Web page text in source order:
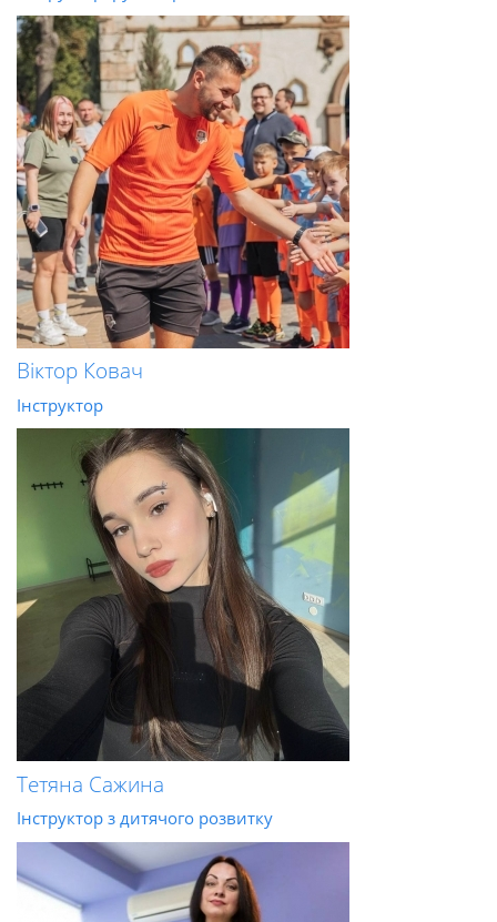
Віктор Ковач
Інструктор
Тетяна Сажина
Інструктор з дитячого розвитку